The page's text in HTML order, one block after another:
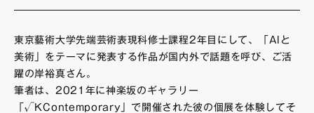
東京藝術大学先端芸術表現科修士課程2年目にして、「AIと
美術」をテーマに発表する作品が国内外で話題を呼び、ご活
躍の岸裕真さん。
筆者は、2021年に神楽坂のギャラリー
「√KContemporary」で開催された彼の個展を体験してそ